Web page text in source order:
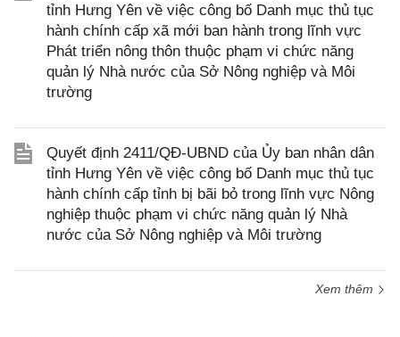
tỉnh Hưng Yên về việc công bố Danh mục thủ tục
hành chính cấp xã mới ban hành trong lĩnh vực
Phát triển nông thôn thuộc phạm vi chức năng
quản lý Nhà nước của Sở Nông nghiệp và Môi
trường
Quyết định 2411/QĐ-UBND của Ủy ban nhân dân
tỉnh Hưng Yên về việc công bố Danh mục thủ tục
hành chính cấp tỉnh bị bãi bỏ trong lĩnh vực Nông
nghiệp thuộc phạm vi chức năng quản lý Nhà
nước của Sở Nông nghiệp và Môi trường
Xem thêm